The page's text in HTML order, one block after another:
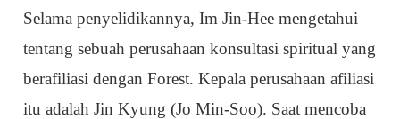
Selama penyelidikannya, Im Jin-Hee mengetahui
tentang sebuah perusahaan konsultasi spiritual yang
berafiliasi dengan Forest. Kepala perusahaan afiliasi
itu adalah Jin Kyung (Jo Min-Soo). Saat mencoba